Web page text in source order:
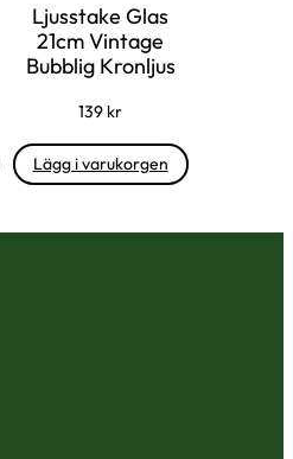
Ljusstake Glas
21cm Vintage
Bubblig Kronljus
139 kr
Lägg i varukorgen